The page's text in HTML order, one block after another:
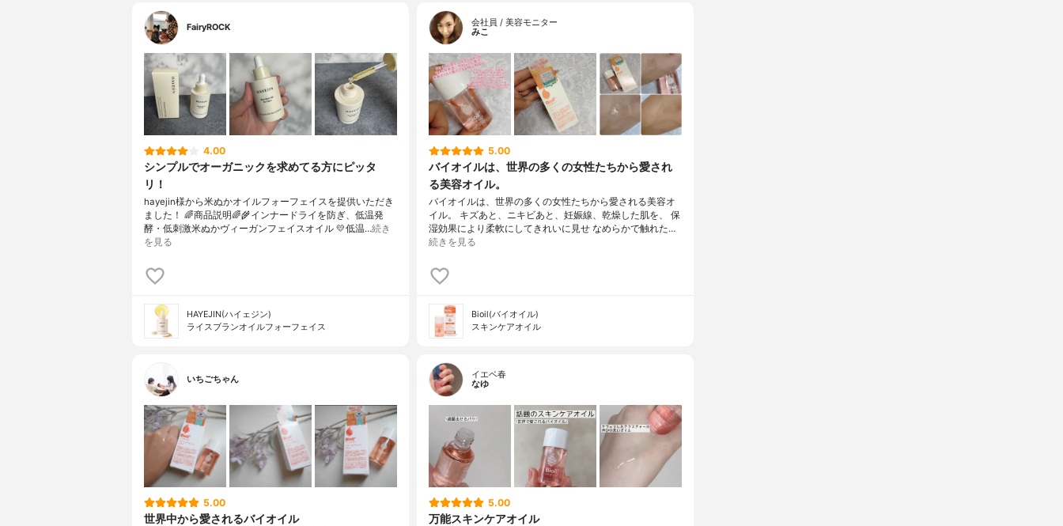
FairyROCK
4.00
シンプルでオーガニックを求めてる方にピッタ
リ！
hayejin様から米ぬかオイルフォーフェイスを提供いただき
ました！ 🌈商品説明🌈🌾インナードライを防ぎ、低温発
酵・低刺激米ぬかヴィーガンフェイスオイル 💛低温…続き
を見る
HAYEJIN(ハイェジン)
ライスブランオイルフォーフェイス
会社員 / 美容モニター
みこ
5.00
バイオイルは、世界の多くの女性たちから愛され
る美容オイル。
バイオイルは、世界の多くの女性たちから愛される美容オ
イル。 キズあと、ニキビあと、妊娠線、乾燥した肌を、 保
湿効果により柔軟にしてきれいに見せ なめらかで触れた…
続きを見る
Bioil(バイオイル)
スキンケアオイル
いちごちゃん
5.00
世界中から愛されるバイオイル
イエベ春
なゆ
5.00
万能スキンケアオイル